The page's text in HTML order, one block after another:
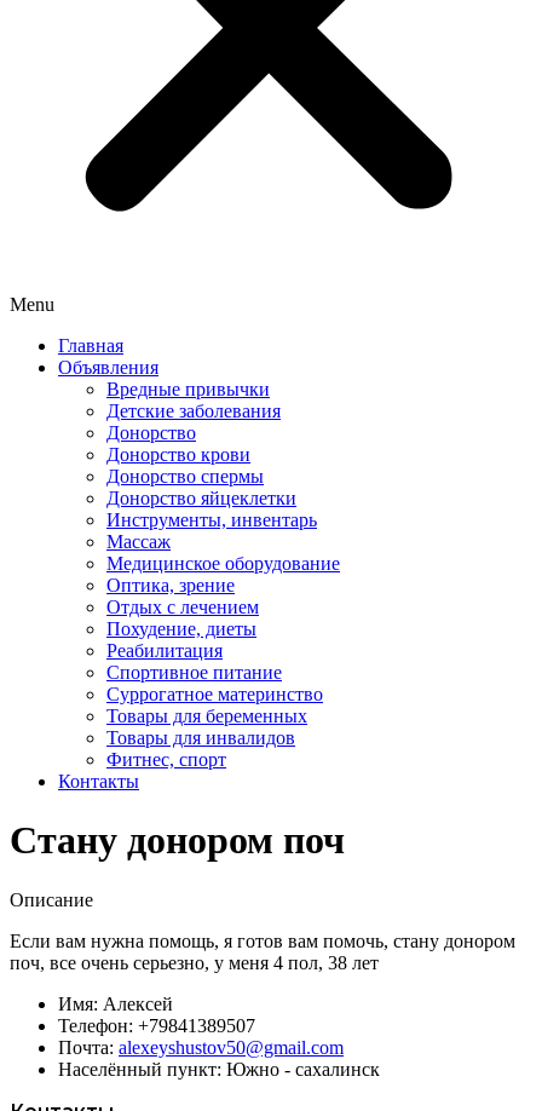
Menu
Главная
Объявления
Вредные привычки
Детские заболевания
Донорство
Донорство крови
Донорство спермы
Донорство яйцеклетки
Инструменты, инвентарь
Массаж
Медицинское оборудование
Оптика, зрение
Отдых с лечением
Похудение, диеты
Реабилитация
Спортивное питание
Суррогатное материнство
Товары для беременных
Товары для инвалидов
Фитнес, спорт
Контакты
Стану донором поч
Описание
Если вам нужна помощь, я готов вам помочь, стану донором
поч, все очень серьезно, у меня 4 пол, 38 лет
Имя: Алексей
Телефон: +79841389507
Почта: alexeyshustov50@gmail.com
Населённый пункт: Южно - сахалинск